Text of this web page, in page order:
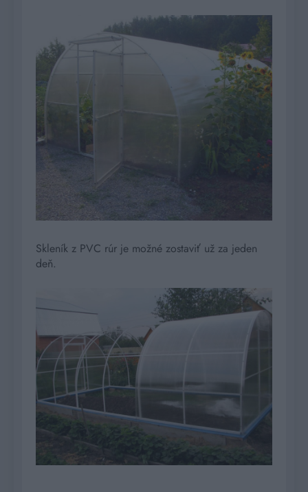
Skleník z PVC rúr je možné zostaviť už za jeden
deň.